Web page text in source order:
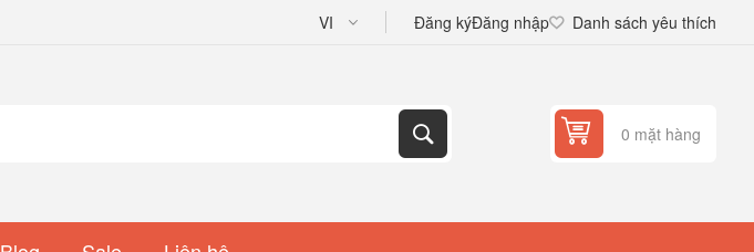
Đăng kýĐăng nhập Danh sách yêu thích
0 mặt hàng